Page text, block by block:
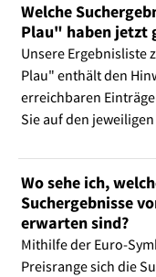
Welche
Plau" haben jetzt
Unsere Ergebnisliste
Plau" enthält den
erreichbaren
Sie auf den
Wo sehe ich,
Suchergebnisse
erwarten sind?
Mithilfe der Euro-
Preisrange sich die